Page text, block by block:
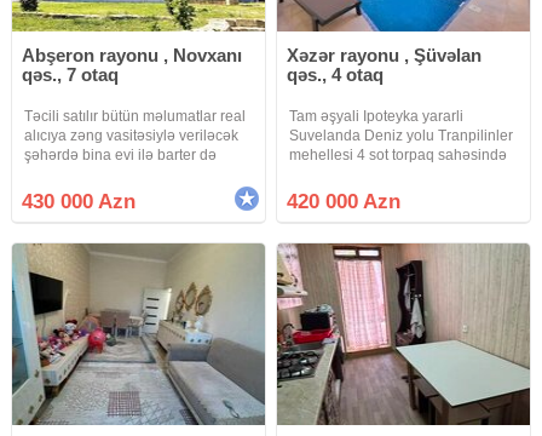
Abşeron rayonu , Novxanı
qəs., 7 otaq
Təcili satılır bütün məlumatlar real
alıcıya zəng vasitəsiylə veriləcək
şəhərdə bina evi ilə barter də
dəyərləndiriləcək Evdə 80 % təmir
işləri bitib
430 000 Azn
Xəzər rayonu , Şüvəlan
qəs., 4 otaq
Tam əşyali Ipoteyka yararli
Suvelanda Deniz yolu Tranpilinler
mehellesi 4 sot torpaq sahəsində
sahəsi - 4 sot Evin sahəsi - 140 m²
3 Yataq otaqı ■ Geniş zal Mətbəx
420 000 Azn